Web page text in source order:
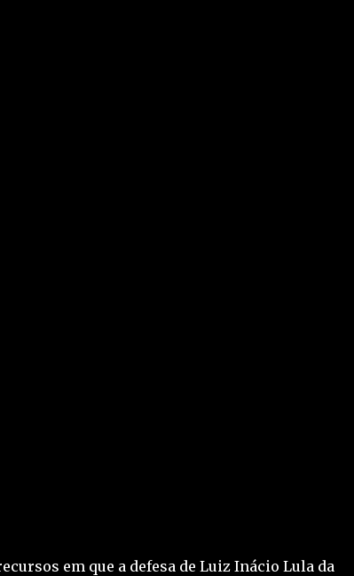
em que a defesa de Luiz Inácio Lula da